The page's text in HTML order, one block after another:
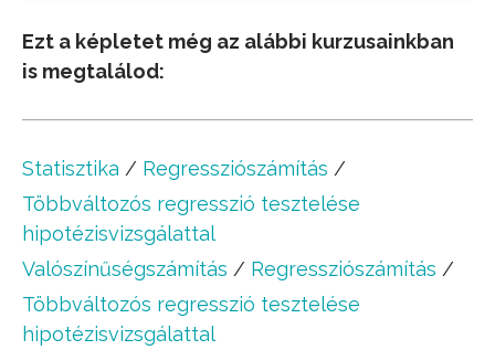
Ezt a képletet még az alábbi kurzusainkban
is megtalálod:
Statisztika / Regressziószámítás /
Többváltozós regresszió tesztelése
hipotézisvizsgálattal
Valószínűségszámítás / Regressziószámítás /
Többváltozós regresszió tesztelése
hipotézisvizsgálattal